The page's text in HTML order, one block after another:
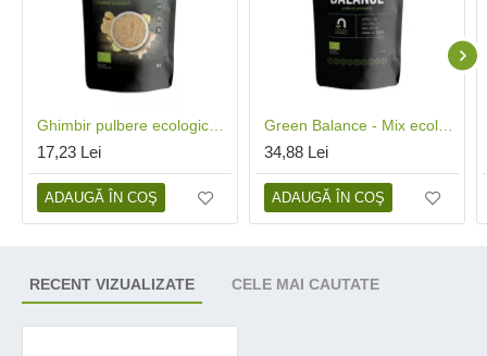
17,23 Lei
ADAUGĂ ÎN COŞ
34,88 Lei
ADAUGĂ ÎN COŞ
RECENT VIZUALIZATE CELE MAI CAUTATE